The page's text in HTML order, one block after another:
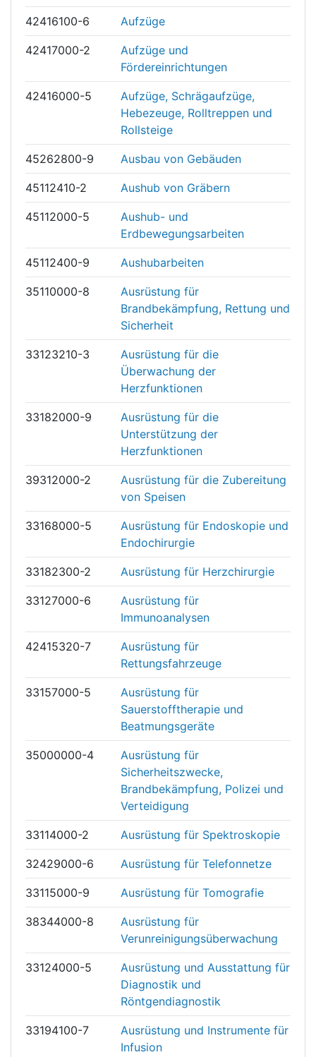
42416100-6 Aufzüge
42417000-2
Aufzüge und
Fördereinrichtungen
42416000-5
Aufzüge, Schrägaufzüge,
Hebezeuge, Rolltreppen und
Rollsteige
45262800-9 Ausbau von Gebäuden
45112410-2 Aushub von Gräbern
45112000-5
Aushub- und
Erdbewegungsarbeiten
45112400-9 Aushubarbeiten
35110000-8
Ausrüstung für
Brandbekämpfung, Rettung und
Sicherheit
33123210-3
Ausrüstung für die
Überwachung der
Herzfunktionen
33182000-9
Ausrüstung für die
Unterstützung der
Herzfunktionen
39312000-2
Ausrüstung für die Zubereitung
von Speisen
33168000-5
Ausrüstung für Endoskopie und
Endochirurgie
33182300-2 Ausrüstung für Herzchirurgie
33127000-6
Ausrüstung für
Immunoanalysen
42415320-7
Ausrüstung für
Rettungsfahrzeuge
33157000-5
Ausrüstung für
Sauerstofftherapie und
Beatmungsgeräte
35000000-4
Ausrüstung für
Sicherheitszwecke,
Brandbekämpfung, Polizei und
Verteidigung
33114000-2 Ausrüstung für Spektroskopie
32429000-6 Ausrüstung für Telefonnetze
33115000-9 Ausrüstung für Tomografie
38344000-8
Ausrüstung für
Verunreinigungsüberwachung
33124000-5
Ausrüstung und Ausstattung für
Diagnostik und
Röntgendiagnostik
33194100-7
Ausrüstung und Instrumente für
Infusion